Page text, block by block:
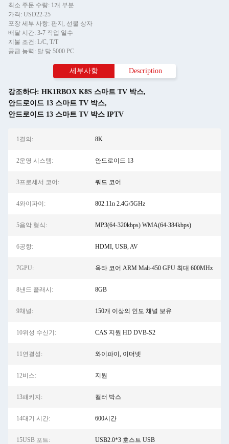
최소 주문 수량: 1개 부분
가격: USD22-25
포장 세부 사항: 판지, 선물 상자
배달 시간: 3-7 작업 일수
지불 조건: L/C, T/T
공급 능력: 달 당 5000 PC
세부사항 Description
강조하다: HK1RBOX K8S 스마트 TV 박스,
안드로이드 13 스마트 TV 박스,
안드로이드 13 스마트 TV 박스 IPTV
1결의: 8K
2운영 시스템: 안드로이드 13
3프로세서 코어: 쿼드 코어
4와이파이: 802.11n 2.4G/5GHz
5음악 형식: MP3(64-320kbps) WMA(64-384kbps)
6공항: HDMI, USB, AV
7GPU: 옥타 코어 ARM Mali-450 GPU 최대 600MHz
8낸드 플래시: 8GB
9채널: 150개 이상의 인도 채널 보유
10위성 수신기: CAS 지원 HD DVB-S2
11연결성: 와이파이, 이더넷
12비스: 지원
13패키지: 컬러 박스
14대기 시간: 600시간
15USB 포트: USB2.0*3 호스트 USB